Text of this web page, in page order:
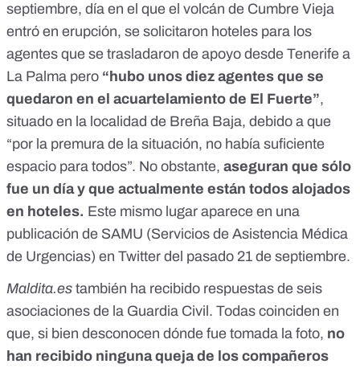
septiembre, día en el que el volcán de Cumbre Vieja
entró en erupción, se solicitaron hoteles para los
agentes que se trasladaron de apoyo desde Tenerife a
La Palma pero “hubo unos diez agentes que se
quedaron en el acuartelamiento de El Fuerte”,
situado en la localidad de Breña Baja, debido a que
“por la premura de la situación, no había suficiente
espacio para todos”. No obstante, aseguran que sólo
fue un día y que actualmente están todos alojados
en hoteles. Este mismo lugar aparece en una
publicación de SAMU (Servicios de Asistencia Médica
de Urgencias) en Twitter del pasado 21 de septiembre.
Maldita.es también ha recibido respuestas de seis
asociaciones de la Guardia Civil. Todas coinciden en
que, si bien desconocen dónde fue tomada la foto, no
han recibido ninguna queja de los compañeros